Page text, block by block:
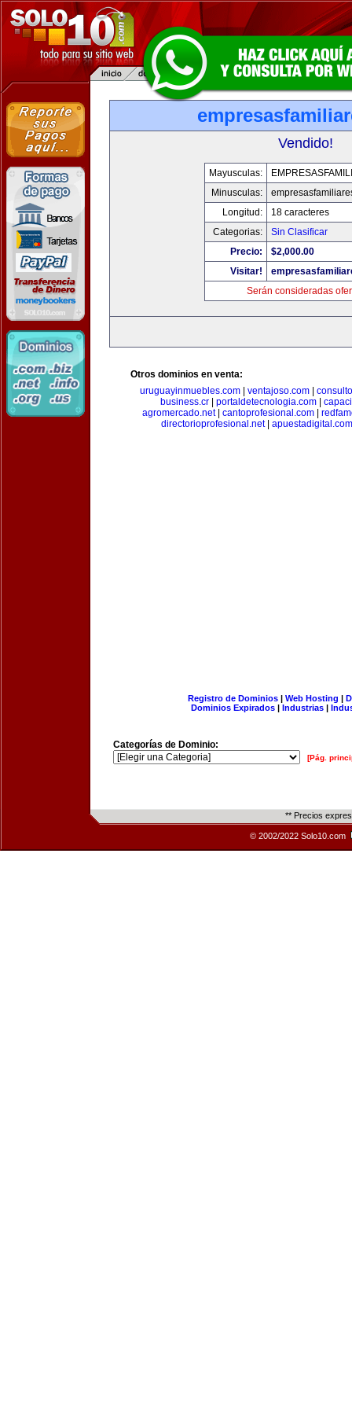
Vendido!
Mayusculas:
Minusculas:
Longitud:
18 caracteres
Categorias:
Sin Clasificar
Precio:
$2,000.00
Visitar!
Serán consideradas
Otros dominios en venta:
uruguayinmuebles.com
ventajoso.com
business.cr
portaldetecnologia.com
agromercado.net| cantoprofesional.com
directorioprofesional.net| apuestadigital.com
Registro de Dominios| Web Hosting |
Dominios Expirados | Industrias |
Categorías de Dominio:
[Pág.
** Precios
© 2002/2022 Solo10.com